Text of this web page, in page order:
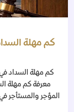
كم مهلة
كم مهلة السداد في
معرفة كم مهلة
المؤجر والمستأجر